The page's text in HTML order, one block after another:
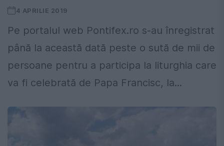
4 APRILIE 2019
Pe portalul web Pontifex.ro s-au înregistrat
până la această dată peste o sută de mii de
persoane pentru a participa la liturghia care
va fi celebrată de Papa Francisc, la...